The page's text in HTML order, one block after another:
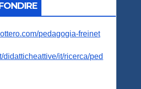
pedagogia-freinet
didatticheattive/it/ricerca/ped